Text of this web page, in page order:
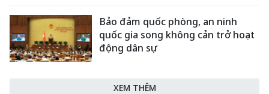
Bảo đảm quốc phòng, an ninh
quốc gia song không cản trở hoạt
động dân sự
XEM THÊM